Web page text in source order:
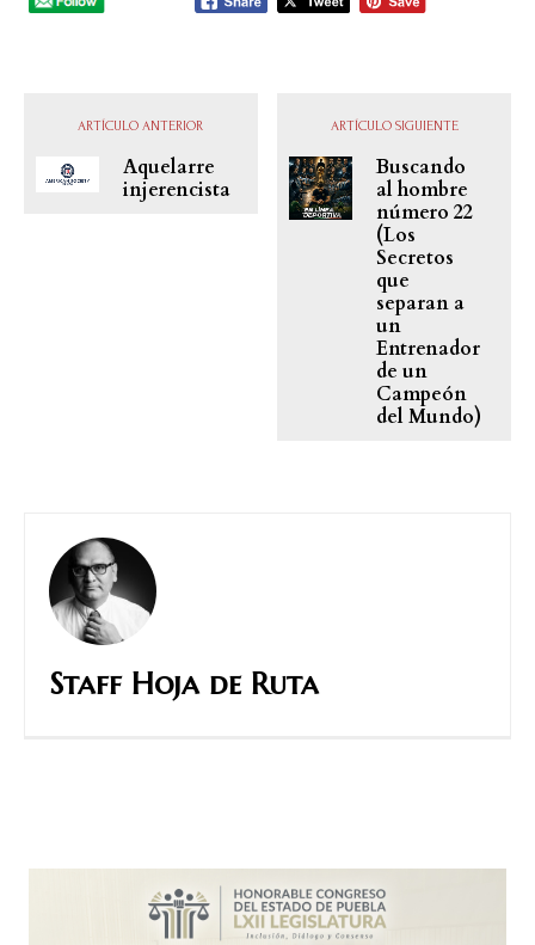
ARTÍCULO ANTERIOR
Aquelarre
injerencista
ARTÍCULO SIGUIENTE
Buscando
al hombre
número 22
(Los
Secretos
que
separan a
un
Entrenador
de un
Campeón
del Mundo)
Staff Hoja de Ruta